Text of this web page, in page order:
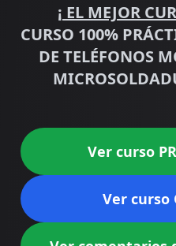
¡ EL MEJOR
CURSO 100%
DE TELÉFONOS
Ver curso
Ver curso